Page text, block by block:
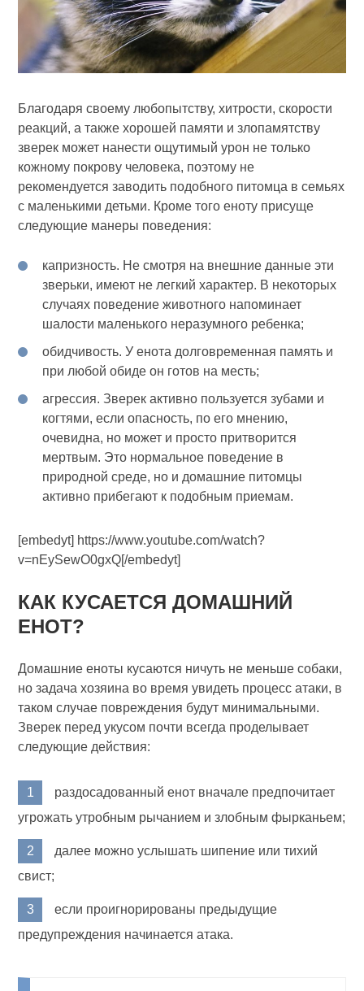
Благодаря своему любопытству, хитрости, скорости
реакций, а также хорошей памяти и злопамятству
зверек может нанести ощутимый урон не только
кожному покрову человека, поэтому не
рекомендуется заводить подобного питомца в семьях
с маленькими детьми. Кроме того еноту присуще
следующие манеры поведения:
капризность. Не смотря на внешние данные эти
зверьки, имеют не легкий характер. В некоторых
случаях поведение животного напоминает
шалости маленького неразумного ребенка;
обидчивость. У енота долговременная память и
при любой обиде он готов на месть;
агрессия. Зверек активно пользуется зубами и
когтями, если опасность, по его мнению,
очевидна, но может и просто притворится
мертвым. Это нормальное поведение в
природной среде, но и домашние питомцы
активно прибегают к подобным приемам.
[embedyt] https://www.youtube.com/watch?
v=nEySewO0gxQ[/embedyt]
КАК КУСАЕТСЯ ДОМАШНИЙ
ЕНОТ?
Домашние еноты кусаются ничуть не меньше собаки,
но задача хозяина во время увидеть процесс атаки, в
таком случае повреждения будут минимальными.
Зверек перед укусом почти всегда проделывает
следующие действия:
раздосадованный енот вначале предпочитает
угрожать утробным рычанием и злобным фырканьем;
далее можно услышать шипение или тихий
свист;
если проигнорированы предыдущие
предупреждения начинается атака.